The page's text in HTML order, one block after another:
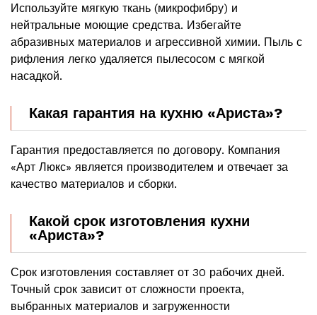
Используйте мягкую ткань (микрофибру) и
нейтральные моющие средства. Избегайте
абразивных материалов и агрессивной химии. Пыль с
рифления легко удаляется пылесосом с мягкой
насадкой.
Какая гарантия на кухню «Ариста»?
Гарантия предоставляется по договору. Компания
«Арт Люкс» является производителем и отвечает за
качество материалов и сборки.
Какой срок изготовления кухни
«Ариста»?
Срок изготовления составляет от 30 рабочих дней.
Точный срок зависит от сложности проекта,
выбранных материалов и загруженности